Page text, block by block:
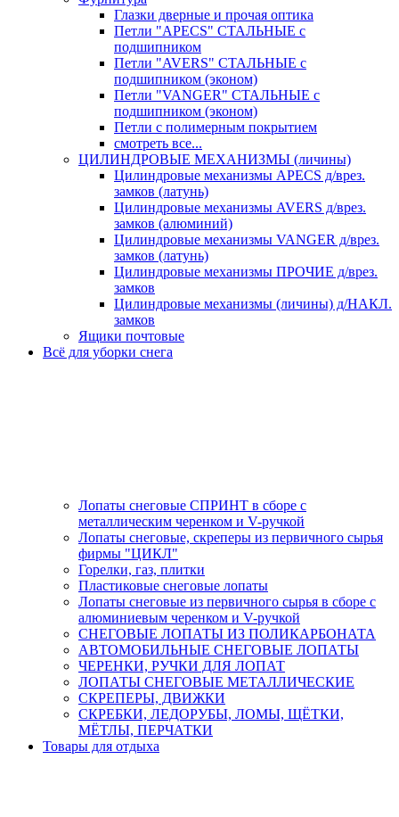
Глазки дверные и прочая оптика
Петли "APECS" СТАЛЬНЫЕ с
подшипником
Петли "AVERS" СТАЛЬНЫЕ с
подшипником (эконом)
Петли "VANGER" СТАЛЬНЫЕ с
подшипником (эконом)
Петли с полимерным покрытием
смотреть все...
ЦИЛИНДРОВЫЕ МЕХАНИЗМЫ (личины)
Цилиндровые механизмы APECS д/врез.
замков (латунь)
Цилиндровые механизмы AVERS д/врез.
замков (алюминий)
Цилиндровые механизмы VANGER д/врез.
замков (латунь)
Цилиндровые механизмы ПРОЧИЕ д/врез.
замков
Цилиндровые механизмы (личины) д/НАКЛ.
замков
Ящики почтовые
Всё для уборки снега
Лопаты снеговые СПРИНТ в сборе с
металлическим черенком и V-ручкой
Лопаты снеговые, скреперы из первичного сырья
фирмы "ЦИКЛ"
Горелки, газ, плитки
Пластиковые снеговые лопаты
Лопаты снеговые из первичного сырья в сборе с
алюминиевым черенком и V-ручкой
СНЕГОВЫЕ ЛОПАТЫ ИЗ ПОЛИКАРБОНАТА
АВТОМОБИЛЬНЫЕ СНЕГОВЫЕ ЛОПАТЫ
ЧЕРЕНКИ, РУЧКИ ДЛЯ ЛОПАТ
ЛОПАТЫ СНЕГОВЫЕ МЕТАЛЛИЧЕСКИЕ
СКРЕПЕРЫ, ДВИЖКИ
СКРЕБКИ, ЛЕДОРУБЫ, ЛОМЫ, ЩЁТКИ,
МЁТЛЫ, ПЕРЧАТКИ
Товары для отдыха